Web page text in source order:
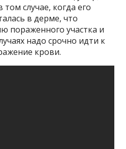
случае, когда его
в дерме, что
пораженного участка и
надо срочно идти к
крови.